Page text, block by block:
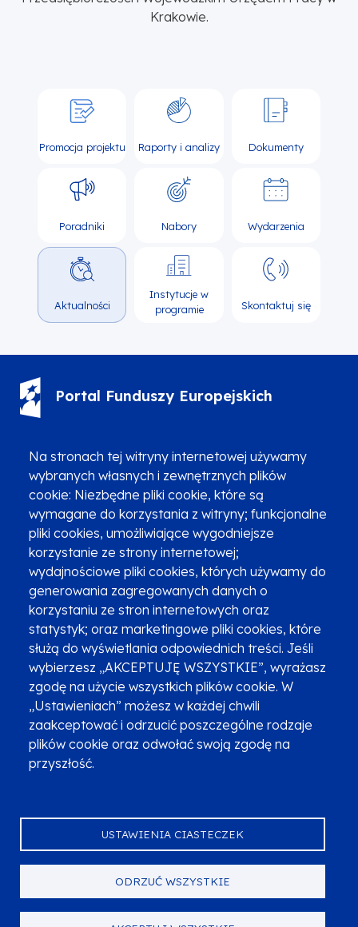
Na stronach tej witryny internetowej używamy
wybranych własnych i zewnętrznych plików
cookie: Niezbędne pliki cookie, które są
wymagane do korzystania z witryny; funkcjonalne
pliki cookies, umożliwiające wygodniejsze
korzystanie ze strony internetowej;
wydajnościowe pliki cookies, których używamy do
generowania zagregowanych danych o
korzystaniu ze stron internetowych oraz
statystyk; oraz marketingowe pliki cookies, które
służą do wyświetlania odpowiednich treści. Jeśli
wybierzesz „AKCEPTUJĘ WSZYSTKIE”, wyrażasz
zgodę na użycie wszystkich plików cookie. W
„Ustawieniach” możesz w każdej chwili
zaakceptować i odrzucić poszczególne rodzaje
plików cookie oraz odwołać swoją zgodę na
przyszłość.
USTAWIENIA CIASTECZEK
ODRZUĆ WSZYSTKIE
Krakowie.
Promocja projektu Raporty i analizy Dokumenty
Poradniki Nabory Wydarzenia
Aktualności
Instytucje w
programie
Skontaktuj się
Portal Funduszy Europejskich
Zgłoszenia podejrzenia niezgodności z KPP i KPON
Newsletter
Fundusze SMS-em
Najczęściej zadawane pytania
Promocja projektu
Zobacz inne programy
Poznaj Fundusze 2014-2020
Deklaracja dostępności
Polityka prywatności
Przetwarzanie danych osobowych
Zgłoś błąd Mapa strony
Serwis dofinansowany przez Unię Europejską z programu Fundusze